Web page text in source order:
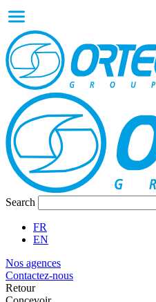
Search
FR
EN
Nos agences
Contactez-nous
Retour